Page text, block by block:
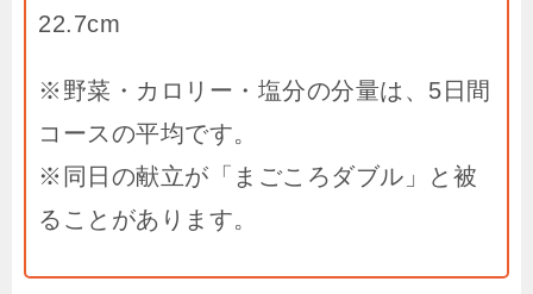
22.7cm
※野菜・カロリー・塩分の分量は、5日間
コースの平均です。
※同日の献立が「まごころダブル」と被
ることがあります。